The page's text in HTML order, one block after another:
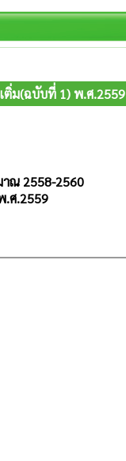
ติ่ม(ฉบับที่ 1) พ.ศ.2559
ณ 2558-2560
.ศ.2559